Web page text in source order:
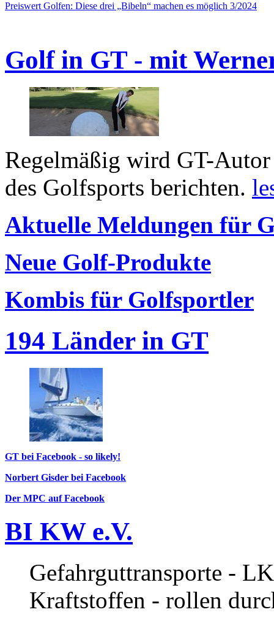
Preiswert Golfen: Diese drei „Bibeln“ machen es möglich 3/2024
Golf in GT - mit
Regelmäßig wird GT-
des Golfsports berichten.
Aktuelle Meldungen für
Neue Golf-Produkte
Kombis für Golfsportler
194 Länder in GT
GT bei Facebook - so likely!
Norbert Gisder bei Facebook
Der MPC auf Facebook
BI KW e.V.
Gefahrguttransporte -
Kraftstoffen - rollen